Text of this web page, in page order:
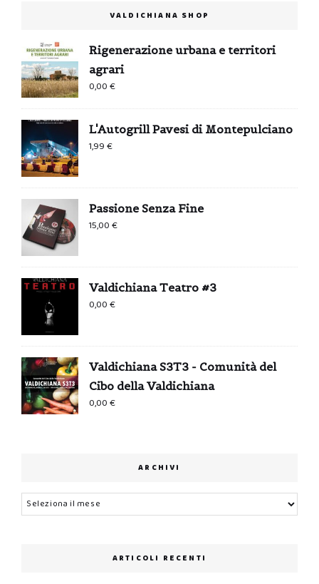
VALDICHIANA SHOP
Rigenerazione urbana e territori
agrari
0,00€
L'Autogrill Pavesi di Montepulciano
1,99€
Passione Senza Fine
15,00€
Valdichiana Teatro #3
0,00€
Valdichiana S3T3 - Comunità del
Cibo della Valdichiana
0,00€
ARCHIVI
Archivi
ARTICOLI RECENTI